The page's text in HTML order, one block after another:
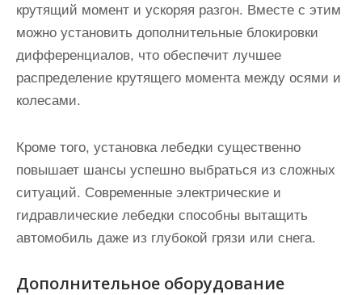
крутящий момент и ускоряя разгон. Вместе с этим
можно установить дополнительные блокировки
дифференциалов, что обеспечит лучшее
распределение крутящего момента между осями и
колесами.
Кроме того, установка лебедки существенно
повышает шансы успешно выбраться из сложных
ситуаций. Современные электрические и
гидравлические лебедки способны вытащить
автомобиль даже из глубокой грязи или снега.
Дополнительное оборудование